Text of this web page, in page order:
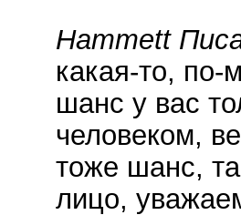
Hammett
какая-то, по-
шанс у вас
человеком,
тоже шанс,
лицо,